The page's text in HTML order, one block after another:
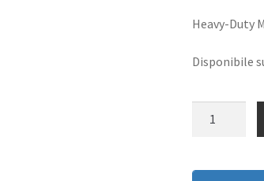
Heavy-Duty
Disponibile
to